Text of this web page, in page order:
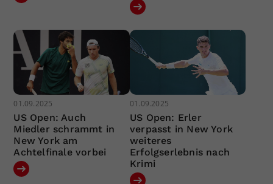
01.09.2025
US Open: Auch
Miedler schrammt in
New York am
Achtelfinale vorbei
01.09.2025
US Open: Erler
verpasst in New York
weiteres
Erfolgserlebnis nach
Krimi